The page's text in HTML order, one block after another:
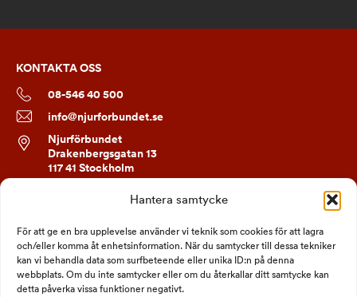
Hantera samtycke
För att ge en bra upplevelse använder vi teknik som cookies för att lagra
och/eller komma åt enhetsinformation. När du samtycker till dessa tekniker
kan vi behandla data som surfbeteende eller unika ID:n på denna
webbplats. Om du inte samtycker eller om du återkallar ditt samtycke kan
detta påverka vissa funktioner negativt.
KONTAKTA OSS
08-546 40 500
info@njurforbundet.se
Njurförbundet
Drakenbergsgatan 13
117 41 Stockholm